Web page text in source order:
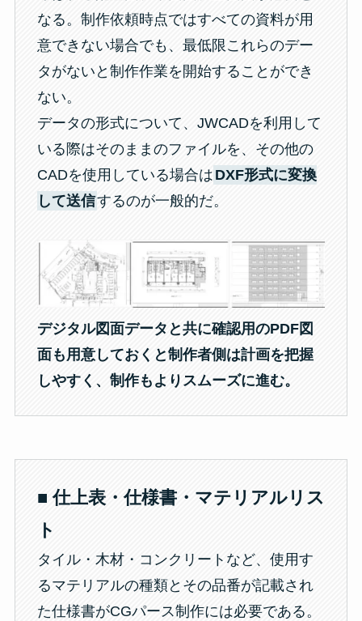
なる。制作依頼時点ではすべての資料が用
意できない場合でも、最低限これらのデー
タがないと制作作業を開始することができ
ない。
データの形式について、JWCADを利用して
いる際はそのままのファイルを、その他の
CADを使用している場合は DXF形式に変換
して送信するのが一般的だ。
デジタル図面データと共に確認用のPDF図
面も用意しておくと制作者側は計画を把握
しやすく、制作もよりスムーズに進む。
■ 仕上表・仕様書・マテリアルリス
ト
タイル・木材・コンクリートなど、使用す
るマテリアルの種類とその品番が記載され
た仕様書がCGパース制作には必要である。